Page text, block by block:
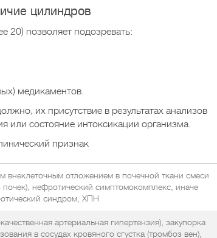
цилиндров
20) позволяет подозревать:
медикаментов.
их присутствие в результатах анализов
или состояние интоксикации организма.
признак
внеклеточным отложением в почечной ткани смеси
нефротический симптомокомплекс, иначе
синдром, ХПН
артериальная гипертензия), закупорка
в сосудах кровяного сгустка (тромбоз вен),